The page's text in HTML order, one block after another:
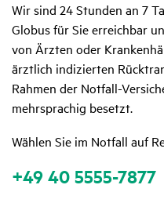
Wir sind 24 Stunden an 7
Globus für Sie erreichbar
von Ärzten oder
ärztlich indizierten
Rahmen der Notfall-
mehrsprachig besetzt.
Wählen Sie im Notfall auf
+49 40 5555-7877